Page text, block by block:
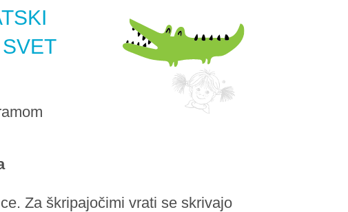
Za škripajočimi vrati se skrivajo